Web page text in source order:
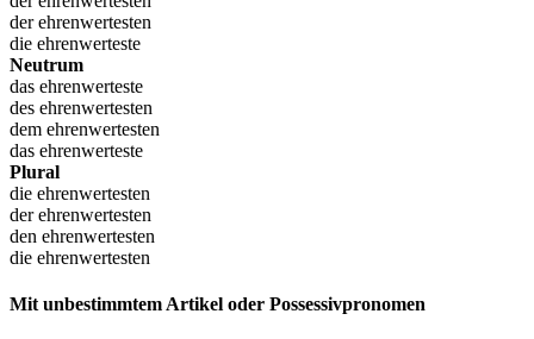
der ehrenwertesten
die ehrenwerteste
Neutrum
das ehrenwerteste
des ehrenwertesten
dem ehrenwertesten
das ehrenwerteste
Plural
die ehrenwertesten
der ehrenwertesten
den ehrenwertesten
die ehrenwertesten
Mit unbestimmtem Artikel oder Possessivpronomen